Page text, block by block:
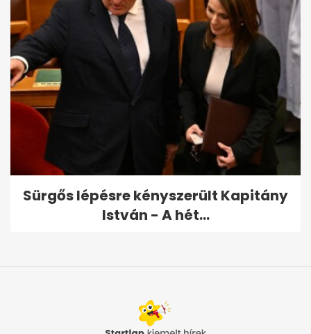
Sürgős lépésre kényszerült Kapitány
István - A hét...